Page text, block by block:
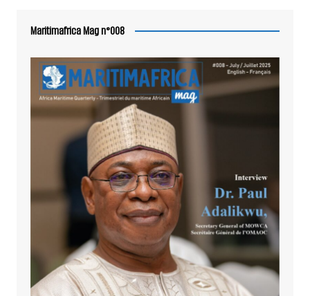
Maritimafrica Mag n°008